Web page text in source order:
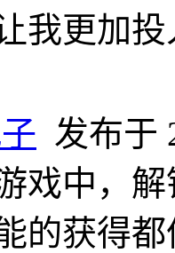
我更加
发布于
戏中，
的获得